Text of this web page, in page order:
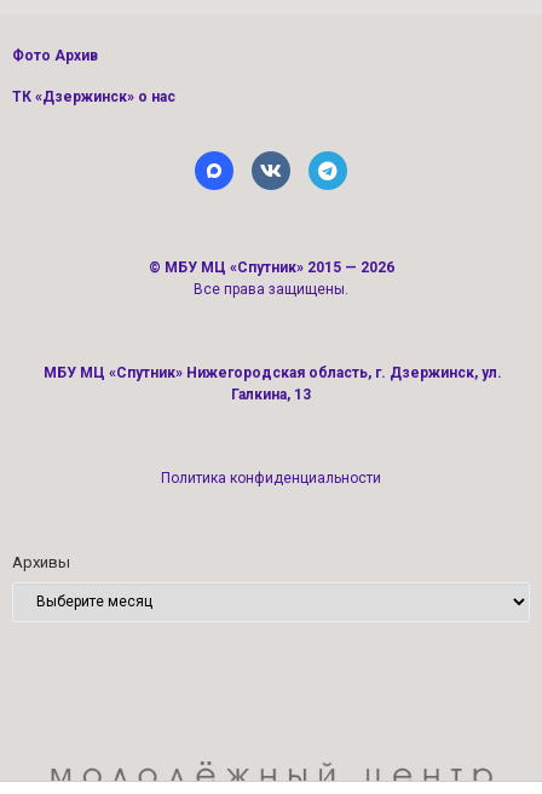
Фото Архив
ТК «Дзержинск» о нас
© МБУ МЦ «Спутник» 2015 — 2026
Все права защищены.
МБУ МЦ «Спутник» Нижегородская область, г. Дзержинск, ул.
Галкина, 13
Политика конфиденциальности
Архивы